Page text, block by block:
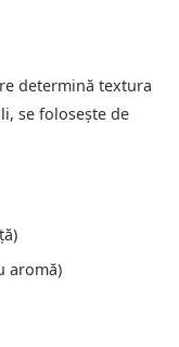
determină textura
se folosește de
aromă)